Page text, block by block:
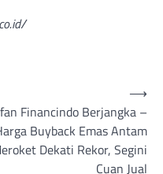
Financindo Berjangka –
Buyback Emas Antam
Dekati Rekor, Segini
Cuan Jual
⟶